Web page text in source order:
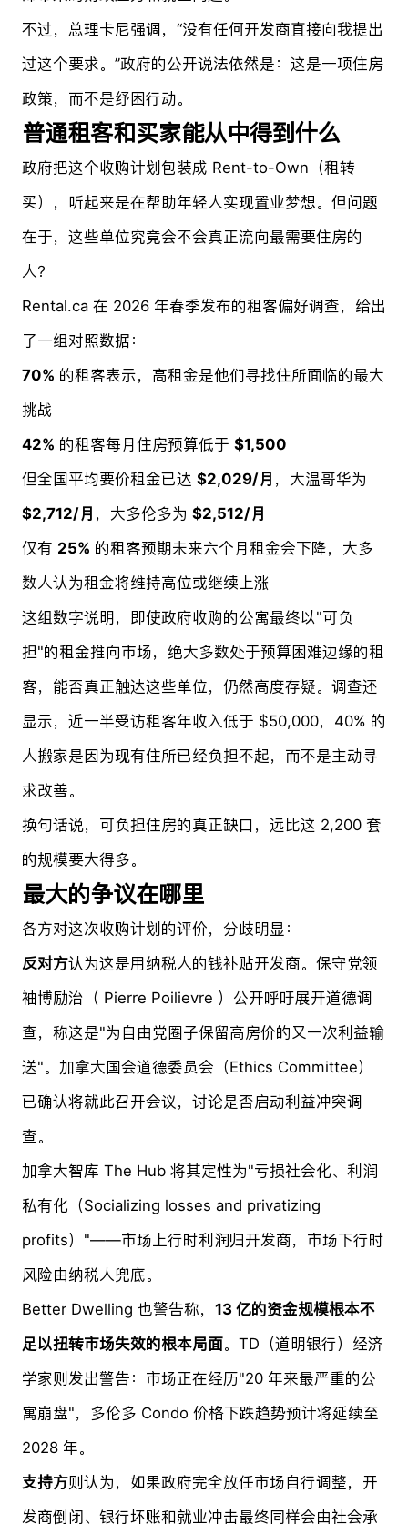
不过，总理卡尼强调，“没有任何开发商直接向我提出
过这个要求。”政府的公开说法依然是：这是一项住房
政策，而不是纾困行动。
普通租客和买家能从中得到什么
政府把这个收购计划包装成 Rent-to-Own（租转
买），听起来是在帮助年轻人实现置业梦想。但问题
在于，这些单位究竟会不会真正流向最需要住房的
人？
Rental.ca 在 2026 年春季发布的租客偏好调查，给出
了一组对照数据：
70% 的租客表示，高租金是他们寻找住所面临的最大
挑战
42% 的租客每月住房预算低于 $1,500
但全国平均要价租金已达 $2,029/月 ，大温哥华为
$2,712/月 ，大多伦多为 $2,512/月
仅有 25% 的租客预期未来六个月租金会下降，大多
数人认为租金将维持高位或继续上涨
这组数字说明，即使政府收购的公寓最终以"可负
担"的租金推向市场，绝大多数处于预算困难边缘的租
客，能否真正触达这些单位，仍然高度存疑。调查还
显示，近一半受访租客年收入低于 $50,000，40% 的
人搬家是因为现有住所已经负担不起，而不是主动寻
求改善。
换句话说，可负担住房的真正缺口，远比这 2,200 套
的规模要大得多。
最大的争议在哪里
各方对这次收购计划的评价，分歧明显：
反对方认为这是用纳税人的钱补贴开发商。保守党领
袖博励治（ Pierre Poilievre ）公开呼吁展开道德调
查，称这是"为自由党圈子保留高房价的又一次利益输
送"。加拿大国会道德委员会（Ethics Committee）
已确认将就此召开会议，讨论是否启动利益冲突调
查。
加拿大智库 The Hub 将其定性为"亏损社会化、利润
私有化（Socializing losses and privatizing
profits）"——市场上行时利润归开发商，市场下行时
风险由纳税人兜底。
Better Dwelling 也警告称， 13 亿的资金规模根本不
足以扭转市场失效的根本局面。TD（道明银行）经济
学家则发出警告：市场正在经历"20 年来最严重的公
寓崩盘"，多伦多 Condo 价格下跌趋势预计将延续至
2028 年。
支持方则认为，如果政府完全放任市场自行调整，开
发商倒闭、银行坏账和就业冲击最终同样会由社会承